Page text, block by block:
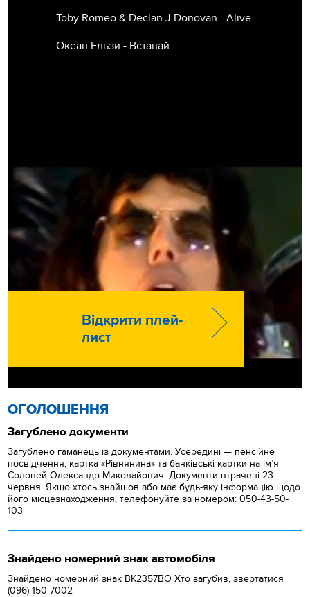
Toby Romeo & Declan J Donovan - Alive
Океан Ельзи - Вставай
Відкрити плей-
лист
ОГОЛОШЕННЯ
Загублено документи
Загублено гаманець із документами. Усередині — пенсійне
посвідчення, картка «Рівнянина» та банківські картки на ім’я
Соловей Олександр Миколайович. Документи втрачені 23
червня. Якщо хтось знайшов або має будь-яку інформацію щодо
його місцезнаходження, телефонуйте за номером: 050-43-50-
103
Знайдено номерний знак автомобіля
Знайдено номерний знак ВК2357ВО Хто загубив, звертатися
(096)-150-7002